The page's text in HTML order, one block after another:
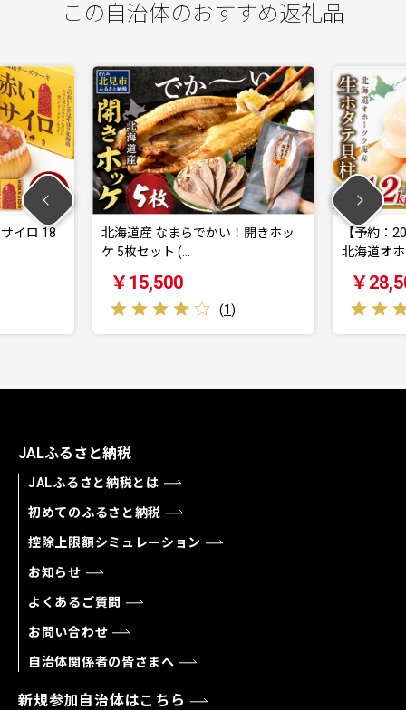
この自治体のおすすめ返礼品
北海道産 なまらでかい！開きホッ
ケ 5枚セット (…
￥15,500
( 1)
【予約：2026年6月
北海道オホーツ…
￥28,500
JALふるさと納税
JALふるさと納税とは
初めてのふるさと納税
控除上限額シミュレーション
お知らせ
よくあるご質問
お問い合わせ
自治体関係者の皆さまへ
新規参加自治体はこちら